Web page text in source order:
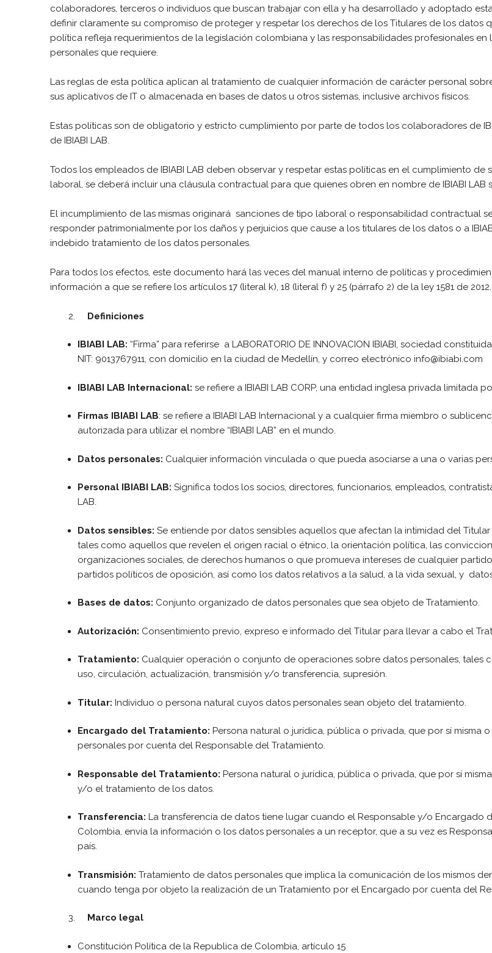
colaboradores, terceros o individuos que buscan trabajar con ella y ha desarrollado y adoptado
definir claramente su compromiso de proteger y respetar los derechos de los Titulares de los datos
política refleja requerimientos de la legislación colombiana y las responsabilidades profesionales
personales que requiere.
Las reglas de esta política aplican al tratamiento de cualquier información de carácter personal
sus aplicativos de IT o almacenada en bases de datos u otros sistemas, inclusive archivos físicos.
Estas políticas son de obligatorio y estricto cumplimiento por parte de todos los colaboradores de
de IBIABI LAB.
Todos los empleados de IBIABI LAB deben observar y respetar estas políticas en el cumplimiento de
laboral, se deberá incluir una cláusula contractual para que quienes obren en nombre de IBIABI LAB
El incumplimiento de las mismas originará sanciones de tipo laboral o responsabilidad contractual
responder patrimonialmente por los daños y perjuicios que cause a los titulares de los datos o a
indebido tratamiento de los datos personales.
Para todos los efectos, este documento hará las veces del manual interno de políticas y
información a que se refiere los artículos 17 (literal k), 18 (literal f) y 25 (párrafo 2) de la ley 1581 de 2012.
Definiciones
IBIABI LAB: “Firma” para referirse a LABORATORIO DE INNOVACION IBIABI, sociedad
NIT: 9013767911, con domicilio en la ciudad de Medellín, y correo electrónico info@ibiabi.com
IBIABI LAB Internacional: se refiere a IBIABI LAB CORP, una entidad inglesa privada limitada
Firmas IBIABI LAB: se refiere a IBIABI LAB Internacional y a cualquier firma miembro o
autorizada para utilizar el nombre “IBIABI LAB” en el mundo.
Datos personales: Cualquier información vinculada o que pueda asociarse a una o varias
Personal IBIABI LAB: Significa todos los socios, directores, funcionarios, empleados,
LAB.
Datos sensibles: Se entiende por datos sensibles aquellos que afectan la intimidad del
tales como aquellos que revelen el origen racial o étnico, la orientación política, las
organizaciones sociales, de derechos humanos o que promueva intereses de cualquier
partidos políticos de oposición, así como los datos relativos a la salud, a la vida sexual, y
Bases de datos: Conjunto organizado de datos personales que sea objeto de Tratamiento.
Autorización: Consentimiento previo, expreso e informado del Titular para llevar a cabo el
Tratamiento: Cualquier operación o conjunto de operaciones sobre datos personales, tales
uso, circulación, actualización, transmisión y/o transferencia, supresión.
Titular: Individuo o persona natural cuyos datos personales sean objeto del tratamiento.
Encargado del Tratamiento: Persona natural o jurídica, pública o privada, que por sí misma
personales por cuenta del Responsable del Tratamiento.
Responsable del Tratamiento: Persona natural o jurídica, pública o privada, que por sí
y/o el tratamiento de los datos.
Transferencia: La transferencia de datos tiene lugar cuando el Responsable y/o Encargado
Colombia, envía la información o los datos personales a un receptor, que a su vez es
país.
Transmisión: Tratamiento de datos personales que implica la comunicación de los mismos
cuando tenga por objeto la realización de un Tratamiento por el Encargado por cuenta del
Marco legal
Constitución Política de la Republica de Colombia, artículo 15